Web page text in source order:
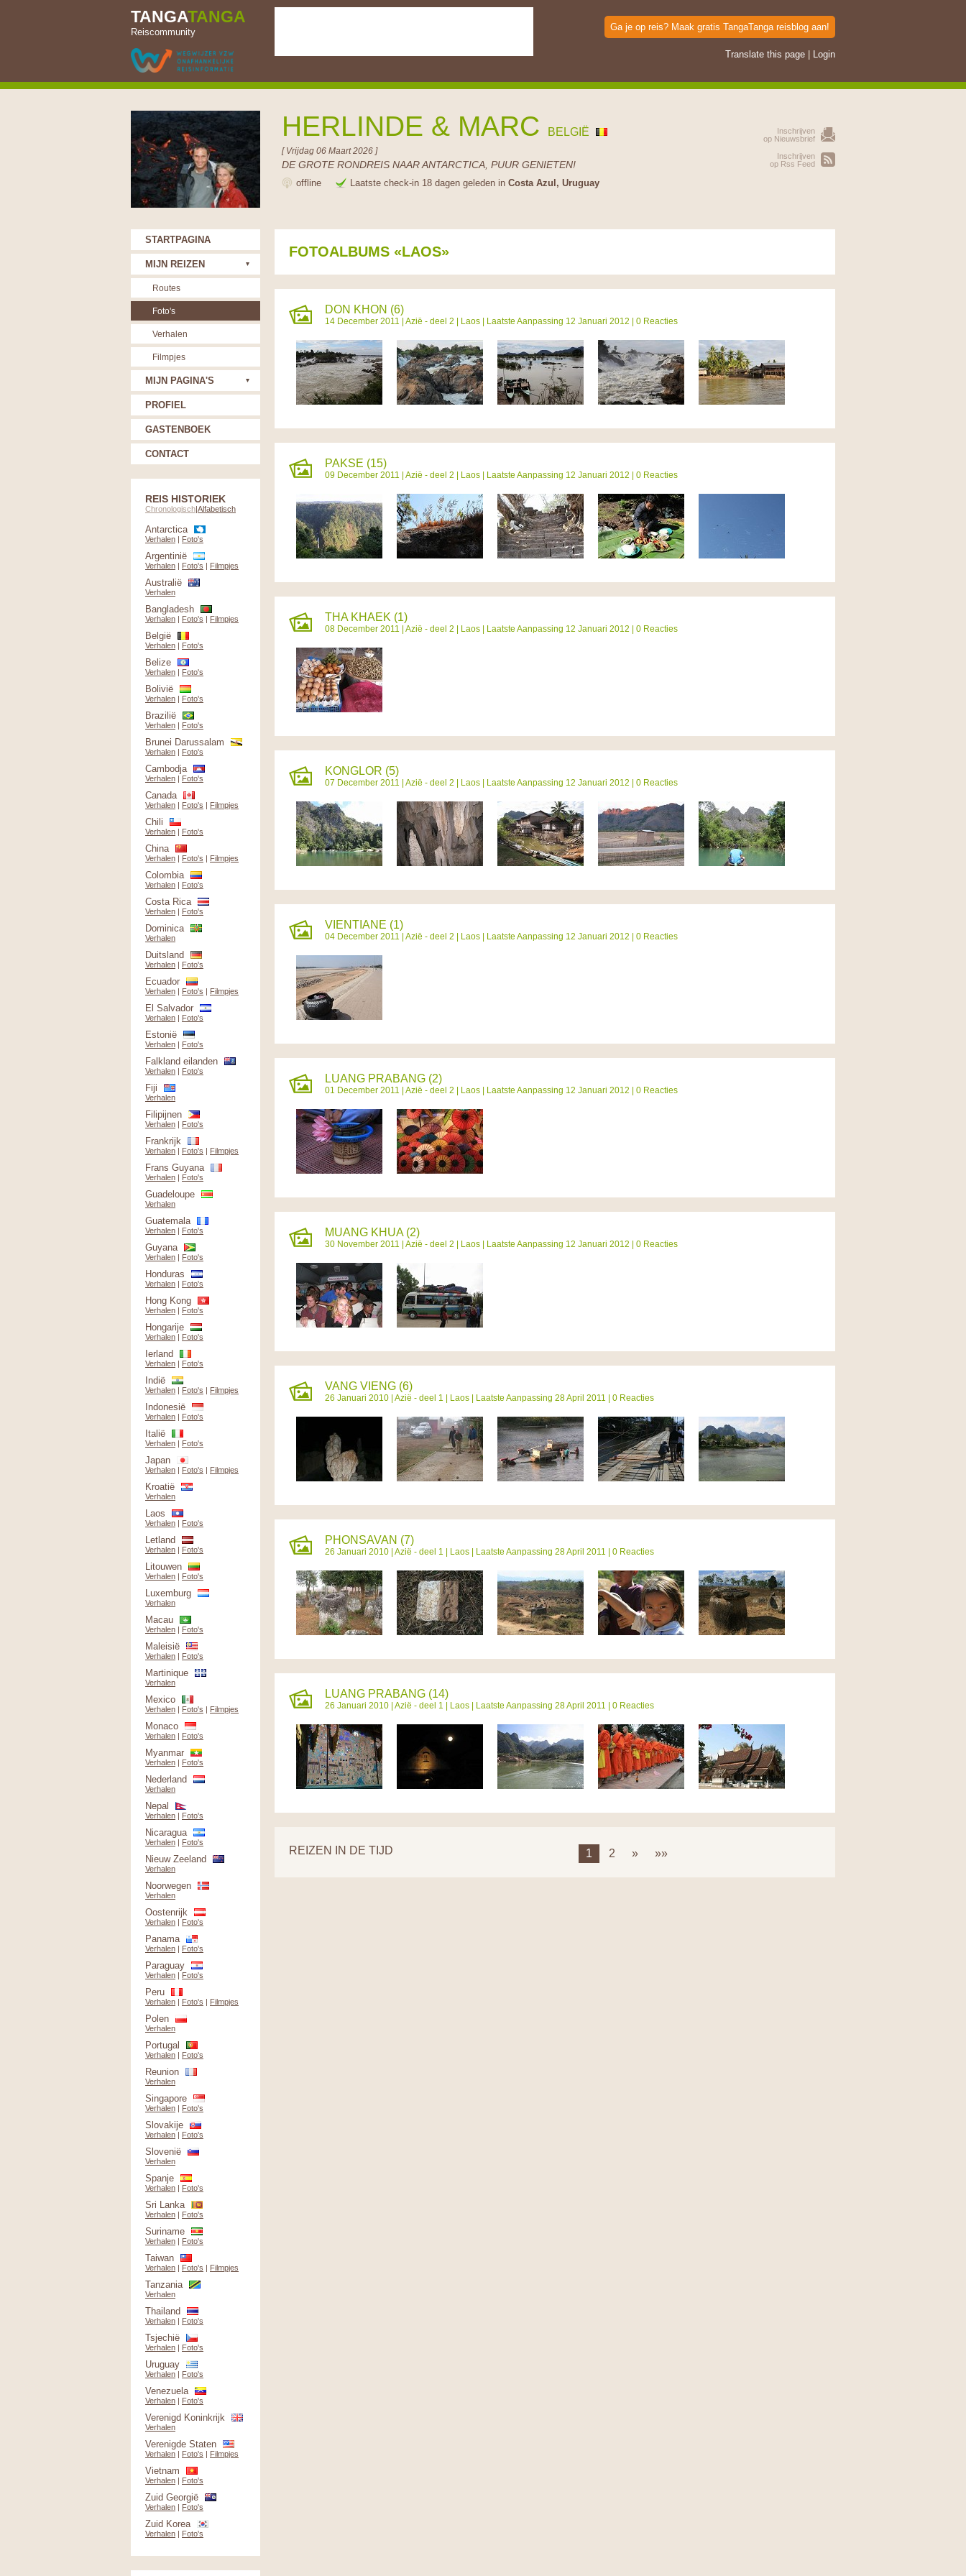
TANGATANGA
Reiscommunity Ga je op reis? Maak gratis TangaTanga reisblog aan!
Translate this page Login
HERLINDE & MARC BELGIË
[ Vrijdag 06 Maart 2026 ]
DE GROTE RONDREIS NAAR ANTARCTICA, PUUR GENIETEN!
offline Laatste check-in 18 dagen geleden in Costa Azul, Uruguay
Inschrijven
op Nieuwsbrief
Inschrijven
op Rss Feed
FOTOALBUMS «LAOS»
DON KHON (6)
14 December 2011 | Azië - deel 2 | Laos | Laatste Aanpassing 12 Januari 2012 | 0 Reacties
PAKSE (15)
09 December 2011 | Azië - deel 2 | Laos | Laatste Aanpassing 12 Januari 2012 | 0 Reacties
THA KHAEK (1)
08 December 2011 | Azië - deel 2 | Laos | Laatste Aanpassing 12 Januari 2012 | 0 Reacties
KONGLOR (5)
07 December 2011 | Azië - deel 2 | Laos | Laatste Aanpassing 12 Januari 2012 | 0 Reacties
VIENTIANE (1)
04 December 2011 | Azië - deel 2 | Laos | Laatste Aanpassing 12 Januari 2012 | 0 Reacties
LUANG PRABANG (2)
01 December 2011 | Azië - deel 2 | Laos | Laatste Aanpassing 12 Januari 2012 | 0 Reacties
MUANG KHUA (2)
30 November 2011 | Azië - deel 2 | Laos | Laatste Aanpassing 12 Januari 2012 | 0 Reacties
VANG VIENG (6)
26 Januari 2010 | Azië - deel 1 | Laos | Laatste Aanpassing 28 April 2011 | 0 Reacties
PHONSAVAN (7)
26 Januari 2010 | Azië - deel 1 | Laos | Laatste Aanpassing 28 April 2011 | 0 Reacties
LUANG PRABANG (14)
26 Januari 2010 | Azië - deel 1 | Laos | Laatste Aanpassing 28 April 2011 | 0 Reacties
REIZEN IN DE TIJD 1 2 » »»
STARTPAGINA
MIJN REIZEN
Routes
Foto's
Verhalen
Filmpjes
MIJN PAGINA'S
PROFIEL
GASTENBOEK
CONTACT
REIS HISTORIEK
Chronologisch|Alfabetisch
Antarctica
Verhalen | Foto's
Argentinië
Verhalen | Foto's | Filmpjes
Australië
Verhalen
Bangladesh
Verhalen | Foto's | Filmpjes
België
Verhalen | Foto's
Belize
Verhalen | Foto's
Bolivië
Verhalen | Foto's
Brazilië
Verhalen | Foto's
Brunei Darussalam
Verhalen | Foto's
Cambodja
Verhalen | Foto's
Canada
Verhalen | Foto's | Filmpjes
Chili
Verhalen | Foto's
China
Verhalen | Foto's | Filmpjes
Colombia
Verhalen | Foto's
Costa Rica
Verhalen | Foto's
Dominica
Verhalen
Duitsland
Verhalen | Foto's
Ecuador
Verhalen | Foto's | Filmpjes
El Salvador
Verhalen | Foto's
Estonië
Verhalen | Foto's
Falkland eilanden
Verhalen | Foto's
Fiji
Verhalen
Filipijnen
Verhalen | Foto's
Frankrijk
Verhalen | Foto's | Filmpjes
Frans Guyana
Verhalen | Foto's
Guadeloupe
Verhalen
Guatemala
Verhalen | Foto's
Guyana
Verhalen | Foto's
Honduras
Verhalen | Foto's
Hong Kong
Verhalen | Foto's
Hongarije
Verhalen | Foto's
Ierland
Verhalen | Foto's
Indië
Verhalen | Foto's | Filmpjes
Indonesië
Verhalen | Foto's
Italië
Verhalen | Foto's
Japan
Verhalen | Foto's | Filmpjes
Kroatië
Verhalen
Laos
Verhalen | Foto's
Letland
Verhalen | Foto's
Litouwen
Verhalen | Foto's
Luxemburg
Verhalen
Macau
Verhalen | Foto's
Maleisië
Verhalen | Foto's
Martinique
Verhalen
Mexico
Verhalen | Foto's | Filmpjes
Monaco
Verhalen | Foto's
Myanmar
Verhalen | Foto's
Nederland
Verhalen
Nepal
Verhalen | Foto's
Nicaragua
Verhalen | Foto's
Nieuw Zeeland
Verhalen
Noorwegen
Verhalen
Oostenrijk
Verhalen | Foto's
Panama
Verhalen | Foto's
Paraguay
Verhalen | Foto's
Peru
Verhalen | Foto's | Filmpjes
Polen
Verhalen
Portugal
Verhalen | Foto's
Reunion
Verhalen
Singapore
Verhalen | Foto's
Slovakije
Verhalen | Foto's
Slovenië
Verhalen
Spanje
Verhalen | Foto's
Sri Lanka
Verhalen | Foto's
Suriname
Verhalen | Foto's
Taiwan
Verhalen | Foto's | Filmpjes
Tanzania
Verhalen
Thailand
Verhalen | Foto's
Tsjechië
Verhalen | Foto's
Uruguay
Verhalen | Foto's
Venezuela
Verhalen | Foto's
Verenigd Koninkrijk
Verhalen
Verenigde Staten
Verhalen | Foto's | Filmpjes
Vietnam
Verhalen | Foto's
Zuid Georgië
Verhalen | Foto's
Zuid Korea
Verhalen | Foto's